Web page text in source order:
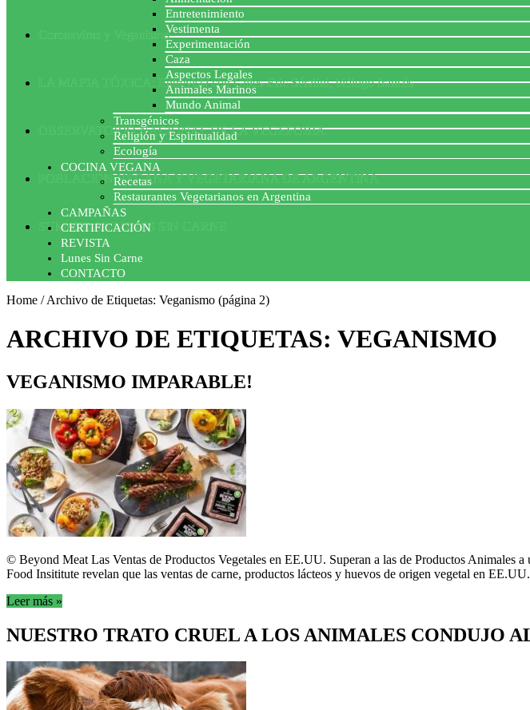
Coronavirus y Veganismo
LA MAFIA TÓXICA: Entrevista con Gilles-Eric Séralini, biólogo francés
OBSERVATORIO NACIONAL DE LA VEGEFOBIA
POBLACION VEGANA Y VEGETARIANA DE ARGENTINA
SUMATE AL LUNES SIN CARNE
Entretenimiento
Vestimenta
Experimentación
Caza
Aspectos Legales
Animales Marinos
Mundo Animal
Transgénicos
Religión y Espiritualidad
Ecología
COCINA VEGANA
Recetas
Restaurantes Vegetarianos en Argentina
CAMPAÑAS
CERTIFICACIÓN
REVISTA
Lunes Sin Carne
CONTACTO
Home /Archivo de Etiquetas: Veganismo (página 2)
ARCHIVO DE ETIQUETAS: VEGANISMO
VEGANISMO IMPARABLE!
© Beyond Meat Las Ventas de Productos Vegetales en EE.UU. Superan a las de Productos
Food Insititute revelan que las ventas de carne, productos lácteos y huevos de origen vegetal en
Leer más »
NUESTRO TRATO CRUEL A LOS ANIMALES CONDUJO